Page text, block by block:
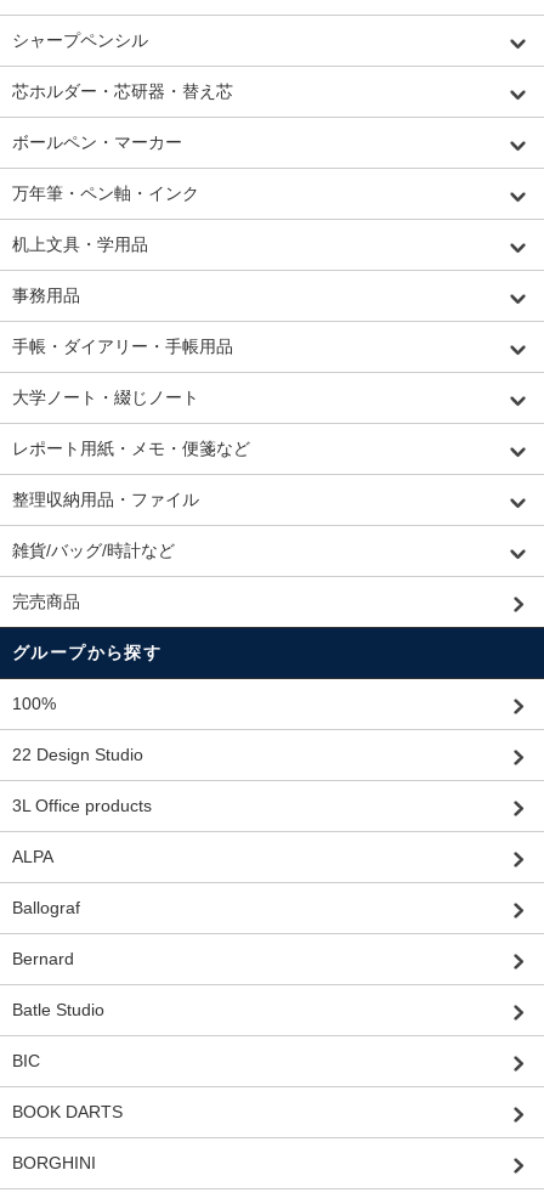
シャープペンシル
芯ホルダー・芯研器・替え芯
ボールペン・マーカー
万年筆・ペン軸・インク
机上文具・学用品
事務用品
手帳・ダイアリー・手帳用品
大学ノート・綴じノート
レポート用紙・メモ・便箋など
整理収納用品・ファイル
雑貨/バッグ/時計など
完売商品
グループから探す
100%
22 Design Studio
3L Office products
ALPA
Ballograf
Bernard
Batle Studio
BIC
BOOK DARTS
BORGHINI